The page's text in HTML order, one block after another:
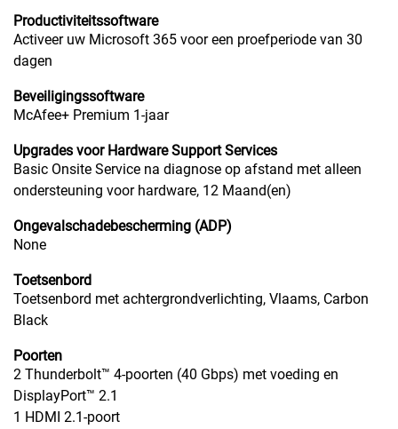
Productiviteitssoftware
Activeer uw Microsoft 365 voor een proefperiode van 30
dagen
Beveiligingssoftware
McAfee+ Premium 1-jaar
Upgrades voor Hardware Support Services
Basic Onsite Service na diagnose op afstand met alleen
ondersteuning voor hardware, 12 Maand(en)
Ongevalschadebescherming (ADP)
None
Toetsenbord
Toetsenbord met achtergrondverlichting, Vlaams, Carbon
Black
Poorten
2 Thunderbolt™ 4-poorten (40 Gbps) met voeding en
DisplayPort™ 2.1
1 HDMI 2.1-poort